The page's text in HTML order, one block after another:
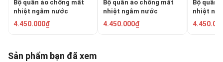
Bộ quần áo chống mất
nhiệt ngâm nước
RONGSHENG RSF-II
4.450.000₫
Bộ quần áo chống mất
nhiệt ngâm nước
LALIZAS 70455
4.450.000₫
Bộ quần
nhiệt
04851
Sản phẩm bạn đã xem